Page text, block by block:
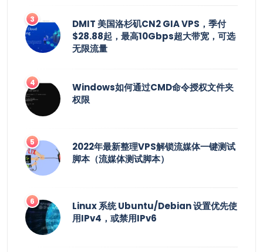
DMIT 美国洛杉矶CN2 GIA VPS，季付
$28.88起，最高10Gbps超大带宽，可选
无限流量
Windows如何通过CMD命令授权文件夹
权限
2022年最新整理VPS解锁流媒体一键测试
脚本（流媒体测试脚本）
Linux 系统 Ubuntu/Debian 设置优先使
用IPv4，或禁用IPv6